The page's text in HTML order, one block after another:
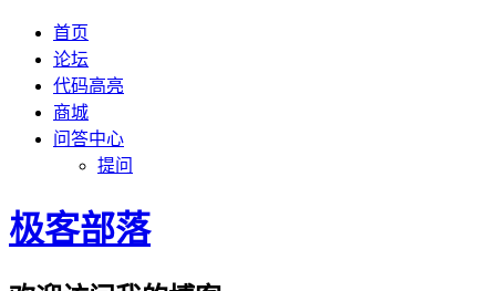
首页
论坛
代码高亮
商城
问答中心
提问
极客部落